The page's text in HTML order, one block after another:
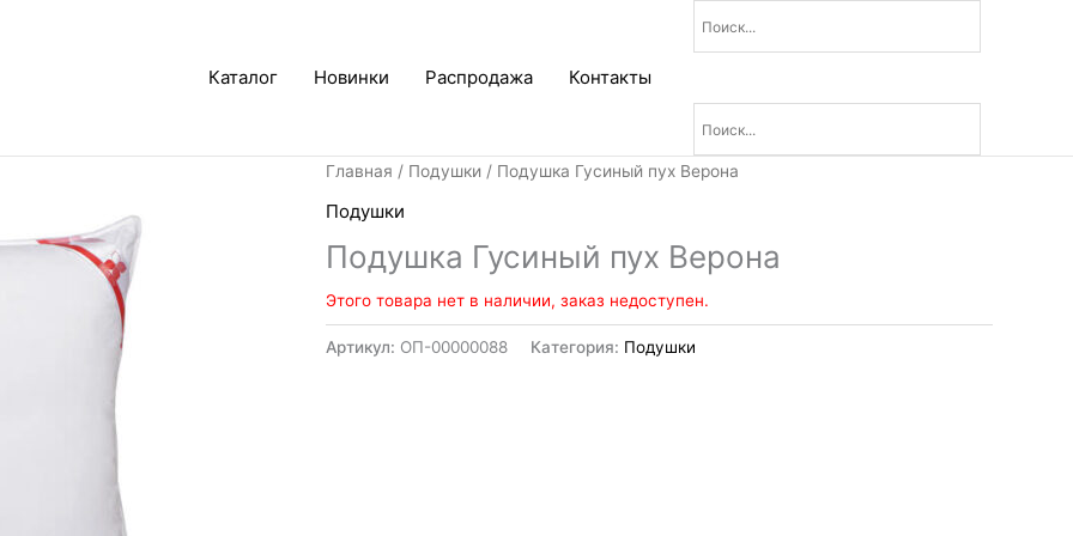
Каталог Новинки Распродажа Контакты
Главная / Подушки / Подушка Гусиный пух Верона
Подушки
Подушка Гусиный пух Верона
Этого товара нет в наличии, заказ недоступен.
Артикул: ОП-00000088 Категория: Подушки